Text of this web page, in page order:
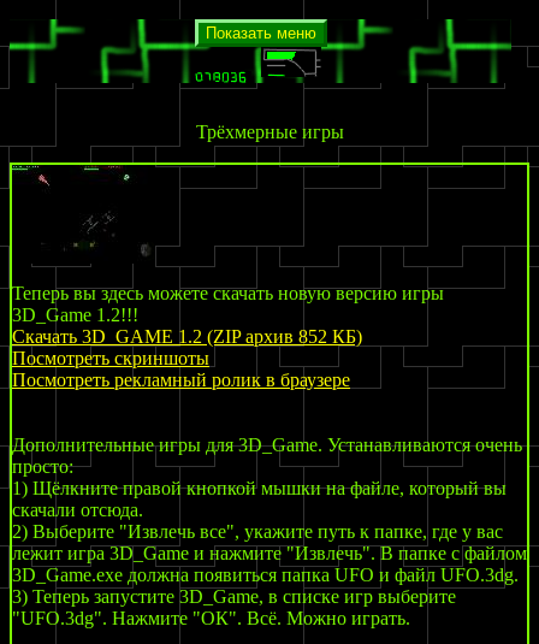
Показать меню
Трёхмерные игры
Теперь вы здесь можете скачать новую версию игры
3D_Game 1.2!!!
Скачать 3D_GAME 1.2 (ZIP архив 852 КБ)
Посмотреть скриншоты
Посмотреть рекламный ролик в браузере
Дополнительные игры для 3D_Game. Устанавливаются очень
просто:
1) Щёлкните правой кнопкой мышки на файле, который вы
скачали отсюда.
2) Выберите "Извлечь все", укажите путь к папке, где у вас
лежит игра 3D_Game и нажмите "Извлечь". В папке с файлом
3D_Game.exe должна появиться папка UFO и файл UFO.3dg.
3) Теперь запустите 3D_Game, в списке игр выберите
"UFO.3dg". Нажмите "ОК". Всё. Можно играть.